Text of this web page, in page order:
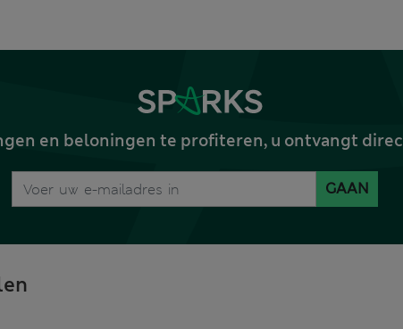
en beloningen te profiteren, u ontvangt
GAAN